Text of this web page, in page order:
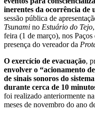
inerentes da ocorrência de
sessão pública de
Tsunami no Estuário do Tejo
feira (1 de março), nos
presença do vereador da
O exercício de evacuação,
envolver o “acionamento
de sinais sonoros do
durante cerca de 10
foi realizado anteriormente na
meses de novembro do ano